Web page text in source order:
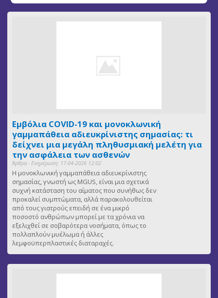
Εμβόλια COVID-19 και μονοκλωνική
γαμμαπάθεια αδιευκρίνιστης σημασίας: τι
δείχνει μια μεγάλη πληθυσμιακή μελέτη για
την ασφάλεια των ασθενών
Άρθρα - Ενημέρωση: 17-04-2026 12:02
Η μονοκλωνική γαμμαπάθεια αδιευκρίνιστης
σημασίας, γνωστή ως MGUS, είναι μια σχετικά
συχνή κατάσταση του αίματος που συνήθως δεν
προκαλεί συμπτώματα, αλλά παρακολουθείται
από τους γιατρούς επειδή σε ένα μικρό
ποσοστό ανθρώπων μπορεί με τα χρόνια να
εξελιχθεί σε σοβαρότερα νοσήματα, όπως το
πολλαπλούν μυέλωμα ή άλλες
λεμφοϋπερπλαστικές διαταραχές.